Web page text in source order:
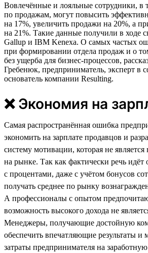
Вовлечённые и лояльные сотрудники, в
по продажам, могут повысить
на 17%, увеличить продажи на 20%, а
на 21%. Такие данные получили в ходе
Gallup и IBM Kenexa. О самых частых
при формировании отдела продаж и о
без ущерба для бизнес-процессов,
Гребенюк, предприниматель, эксперт в
основатель компании Resulting.
❌ Экономия на
Самая распространённая ошибка
экономить на зарплате продавцов и
систему мотивации, которая не
на рынке. Так как фактически речь идёт
с процентами, даже с учётом бонусов
получать среднее по рынку
А профессионалы с опытом
возможность высокого дохода не
Менеджеры, получающие достойную
обеспечить впечатляющие результаты и
затраты предпринимателя на заработную